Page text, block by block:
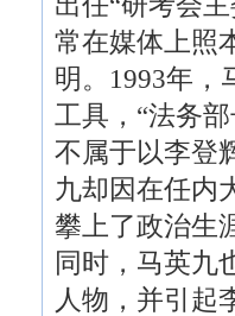
常在媒体上照
明。1993年，
工具，“法务
不属于以李登
九却因在任内
攀上了政治生
同时，马英九
人物，并引起